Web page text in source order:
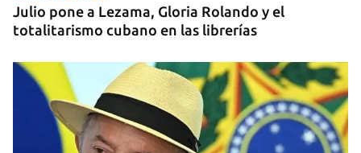
Julio pone a Lezama, Gloria Rolando y el
totalitarismo cubano en las librerías